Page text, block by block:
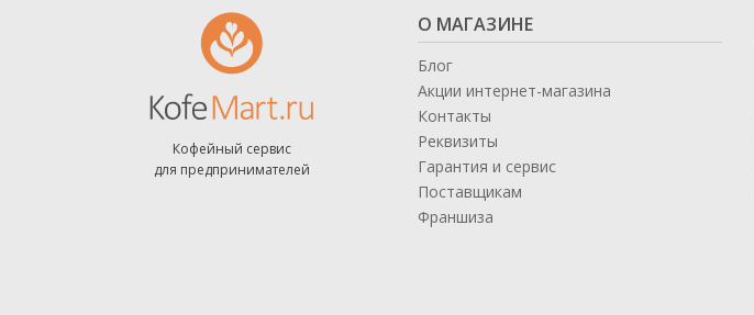
Кофейный сервис
для предпринимателей
О МАГАЗИНЕ
Блог
Акции интернет-магазина
Контакты
Реквизиты
Гарантия и сервис
Поставщикам
Франшиза